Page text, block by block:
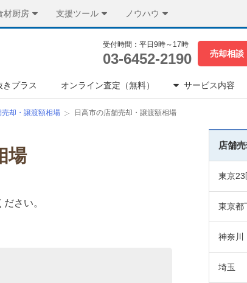
材厨房 支援ツール ノウハウ
受付時間：平日9時～17時
03-6452-2190 売却相談
きプラス オンライン査定（無料） サービス内容
却・譲渡額相場 日高市の店舗売却・譲渡額相場
場
さい。
店舗
東京23
東京都
神奈川
埼玉